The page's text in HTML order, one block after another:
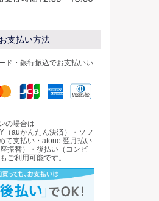
00 30 00
00
00
30
お支払い方法
ド・銀行振込でお支払いい
の場合は
（auかんたん決済）・ソフ
て支払い・atone 翌月払い
座振替）・後払い（コンビ
ご利用可能です。